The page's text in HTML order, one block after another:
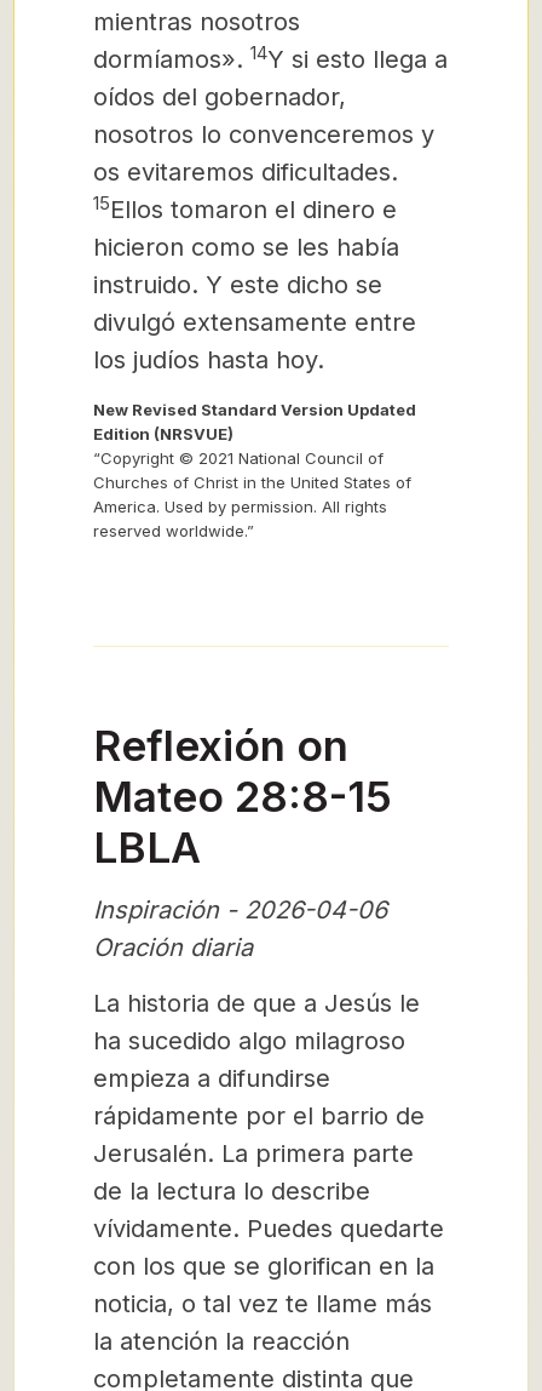
mientras nosotros
dormíamos». 14Y si esto llega a
oídos del gobernador,
nosotros lo convenceremos y
os evitaremos dificultades.
15Ellos tomaron el dinero e
hicieron como se les había
instruido. Y este dicho se
divulgó extensamente entre
los judíos hasta hoy.
New Revised Standard Version Updated
Edition (NRSVUE)
“Copyright © 2021 National Council of
Churches of Christ in the United States of
America. Used by permission. All rights
reserved worldwide.”
Reflexión on
Mateo 28:8-15
LBLA
Inspiración - 2026-04-06
Oración diaria
La historia de que a Jesús le
ha sucedido algo milagroso
empieza a difundirse
rápidamente por el barrio de
Jerusalén. La primera parte
de la lectura lo describe
vívidamente. Puedes quedarte
con los que se glorifican en la
noticia, o tal vez te llame más
la atención la reacción
completamente distinta que